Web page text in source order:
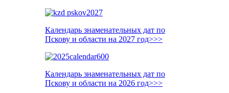
Календарь знаменательных дат по
Пскову и области на 2027 год>>>
Календарь знаменательных дат по
Пскову и области на 2026 год>>>